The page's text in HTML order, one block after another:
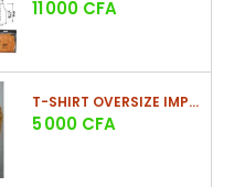
Prix
11 000 CFA
T-SHIRT OVERSIZE IMPRIMÉ STREETWEAR
Prix
5 000 CFA